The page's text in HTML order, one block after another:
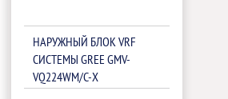
НАРУЖНЫЙ БЛОК VRF
СИСТЕМЫ GREE GMV-
VQ224WM/C-X